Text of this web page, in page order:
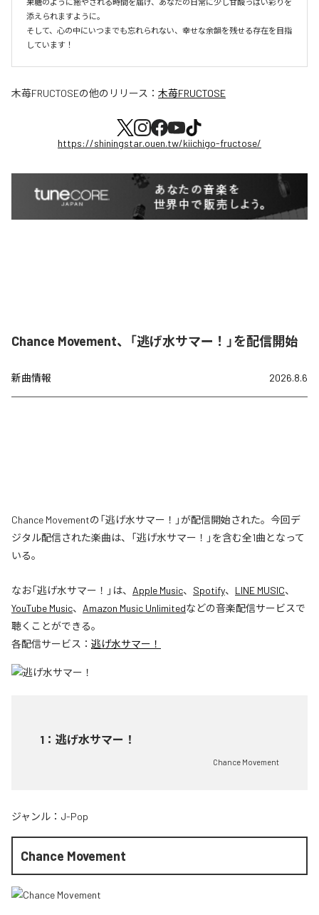
添えられますように。
そして、心の中にいつまでも忘れられない、幸せな余韻を残せる存在を目指
しています！
木苺FRUCTOSEの他のリリース： 木苺FRUCTOSE
https://shiningstar.ouen.tw/kiichigo-fructose/
Chance Movement、「逃げ水サマー！」を配信開始
新曲情報 2026.8.6
Chance Movementの「逃げ水サマー！」が配信開始された。今回デ
ジタル配信された楽曲は、「逃げ水サマー！」を含む全1曲となって
いる。
なお「逃げ水サマー！ 」は、 Apple Music、 Spotify、 LINE MUSIC、
YouTube Music、 Amazon Music Unlimitedなどの音楽配信サービスで
聴くことができる。
各配信サービス： 逃げ水サマー！
1 ： 逃げ水サマー！
Chance Movement
ジャンル： J-Pop
Chance Movement